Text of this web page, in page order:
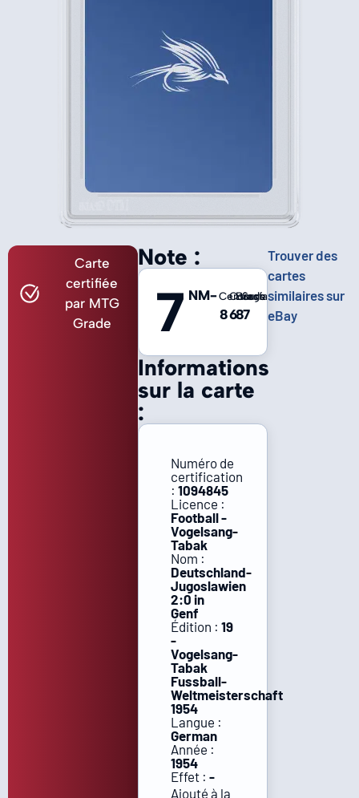
Carte
certifiée
par MTG
Grade
Informations
sur la carte
:
Numéro de
certification
: 1094845
Licence :
Football -
Vogelsang-
Tabak
Nom :
Deutschland-
Jugoslawien
2:0 in
Genf
Édition : 19
-
Vogelsang-
Tabak
Fussball-
Weltmeisterschaft
1954
Langue :
German
Année :
1954
Effet : -
Ajouté à la
Note :
7 NM-Centrage
8
Coins
6
Bords
8
Surface
7
Trouver des
cartes
similaires sur
eBay